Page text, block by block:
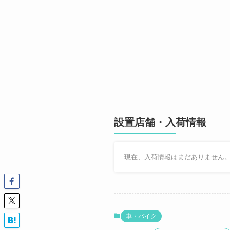
設置店舗・入荷情報
現在、入荷情報はまだありません
車・バイク